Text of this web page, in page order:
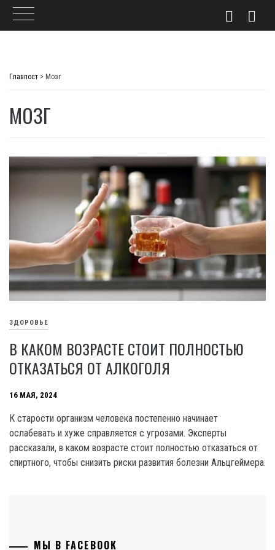
Главпост > Мозг
МОЗГ
ЗДОРОВЬЕ
В КАКОМ ВОЗРАСТЕ СТОИТ ПОЛНОСТЬЮ
ОТКАЗАТЬСЯ ОТ АЛКОГОЛЯ
16 МАЯ, 2024
К старости организм человека постепенно начинает
ослабевать и хуже справляется с угрозами. Эксперты
рассказали, в каком возрасте стоит полностью отказаться от
спиртного, чтобы снизить риски развития болезни Альцгеймера.
МЫ В FACEBOOK